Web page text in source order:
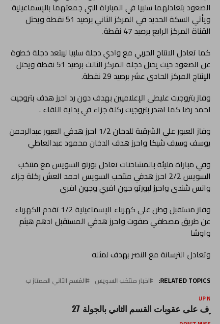
الصعود بتعادلهما سلبيا في المباراة التي جمعتهما بالإسماعيلية
ويأتي السكة الحديد في المركز الثاني برصيد 51 نقطة ويحتل
القناة المركز الرابع برصيد 47 نقطة.
كما تعادل الانتاج الحربي مع وادي دجلة سلبيا ليبتعد دجلة خطوة
عن الصعود حيث يحتل دجلة المركز الثالث برصيد 51 نقطة ويحتل
الإنتاج المركز الحادي عشر برصيد 29 نقطة.
وفاز بتروجيت عليطى الإعلاميين بهدف دون رد احرز هدف بتروجيت
احمد رضا كما اهدر بتروجيت ركلة جزاء في بداية اللقاء .
وفاز العبور علي الشرقية للدخان 1/2 احرز هدفي العبور عبدالرحمن
يوسف وسيف شيكا واحرز هدف الدخان محمود عبدالعاطي
وفي مباراة مليئة بالمشاحنات تعادل بورتو السويس مع منتخب
السويس 2/2 احرز هدفي منتخب السويس احمد العش ركلة جزاء
وانس شندي واحرز لبورتو جون افري وجون افري
وفاز مستقبل وطن على كهرباء الإسماعيلية 1/2 تقدم الكهرباء
عن طريق مصطفي صفوت واحرز هدفي المستقبل ادهم هيثم
واوشا
وتعادل الترسانة مع النصر بهدف لمثله
RELATED TOPICS: اخبار منتخب السويس القسم الثاني الممتاز ب
UP
على عقوبات القسم الثاني بالجولة 27